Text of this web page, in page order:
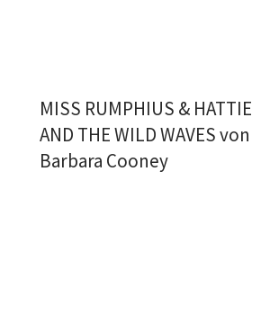
MISS RUMPHIUS & HATTIE
AND THE WILD WAVES von
Barbara Cooney